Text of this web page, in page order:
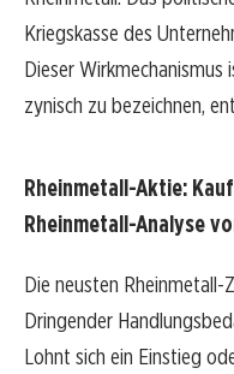
Kriegskasse des
Dieser Wirkmechanismus
zynisch zu bezeichnen,
Rheinmetall-Aktie:
Rheinmetall-Analyse
Die neusten Rheinmetall-
Dringender
Lohnt sich ein Einstieg